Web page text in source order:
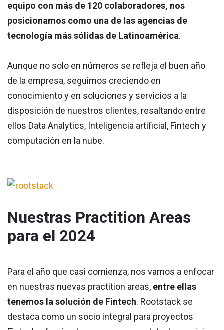
equipo con más de 120 colaboradores, nos
posicionamos como una de las agencias de
tecnología más sólidas de Latinoamérica.
Aunque no solo en números se refleja el buen año
de la empresa, seguimos creciendo en
conocimiento y en soluciones y servicios a la
disposición de nuestros clientes, resaltando entre
ellos Data Analytics, Inteligencia artificial, Fintech y
computación en la nube.
Nuestras Practition Areas
para el 2024
Para el año que casi comienza, nos vamos a enfocar
en nuestras nuevas practition areas, entre ellas
tenemos la solución de Fintech. Rootstack se
destaca como un socio integral para proyectos